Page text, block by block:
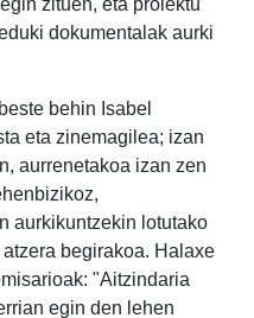
zituen, eta proiektu
dokumentalak aurki
behin Isabel
eta zinemagilea; izan
aurrenetakoa izan zen
aurkikuntzekin lotutako
begirakoa. Halaxe
"Aitzindaria
egin den lehen